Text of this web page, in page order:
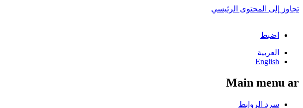
تجاوز إلى المحتوى الرئيسي
اضبط
العربية
English
Main menu ar
سرد الروابط